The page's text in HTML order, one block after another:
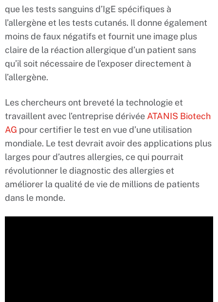
que les tests sanguins d’IgE spécifiques à
l’allergène et les tests cutanés. Il donne également
moins de faux négatifs et fournit une image plus
claire de la réaction allergique d’un patient sans
qu’il soit nécessaire de l’exposer directement à
l’allergène.
Les chercheurs ont breveté la technologie et
travaillent avec l’entreprise dérivée ATANIS Biotech
AG pour certifier le test en vue d’une utilisation
mondiale. Le test devrait avoir des applications plus
larges pour d’autres allergies, ce qui pourrait
révolutionner le diagnostic des allergies et
améliorer la qualité de vie de millions de patients
dans le monde.